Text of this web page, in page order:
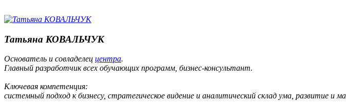
Татьяна КОВАЛЬЧУК
Основатель и совладелец центра.
Главный разработчик всех обучающих программ, бизнес-консультант.
Ключевая компетенция:
системный подход к бизнесу, стратегическое видение и аналитический склад ума, развитие и